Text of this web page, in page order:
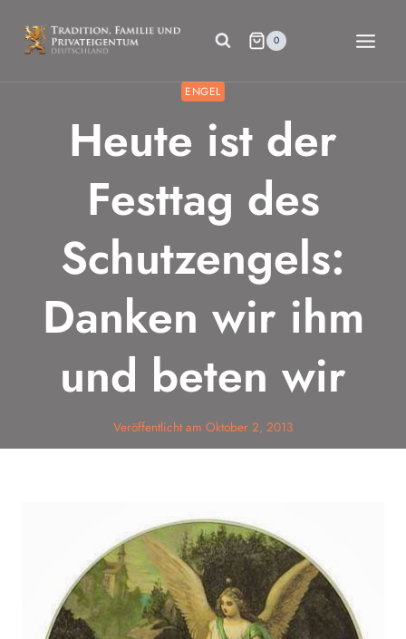
Inhalt
springen
0
ENGEL
Heute ist der
Festtag des
Schutzengels:
Danken wir ihm
und beten wir
Veröffentlicht am Oktober 2, 2013